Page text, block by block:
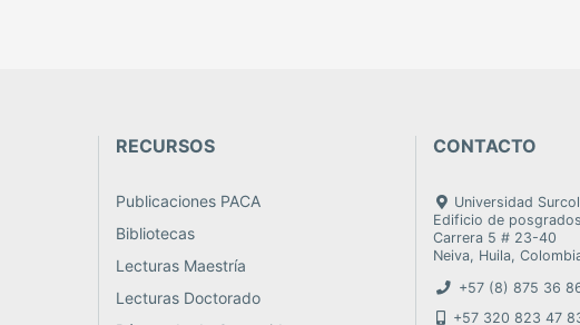
RECURSOS
Publicaciones PACA
Bibliotecas
Lecturas Maestría
Lecturas Doctorado
CONTACTO
Universidad
Edificio de posgrados
Carrera 5 # 23-40
Neiva, Huila,
+57 (8) 875 36
+57 320 823 47